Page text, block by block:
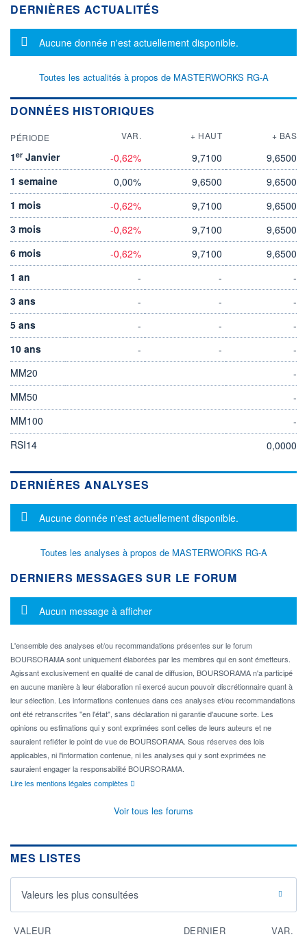
DERNIÈRES ACTUALITÉS
Message d'information
Aucune donnée n'est actuellement disponible.
Toutes les actualités à propos de MASTERWORKS RG-A
DONNÉES HISTORIQUES
PÉRIODE VAR. + HAUT + BAS
1er Janvier -0,62% 9,7100
9,6500
1 semaine
0,00% 9,6500
9,6500
1 mois
-0,62% 9,7100
9,6500
3 mois
-0,62% 9,7100
9,6500
6 mois
-0,62% 9,7100
9,6500
1 an
- -
-
3 ans
- -
-
5 ans
- -
-
10 ans
- -
-
MM20
-
MM50
-
MM100
-
RSI14
0,0000
DERNIÈRES ANALYSES
Message d'information
Aucune donnée n'est actuellement disponible.
Toutes les analyses à propos de MASTERWORKS RG-A
DERNIERS MESSAGES SUR LE FORUM
Message d'information
Aucun message à afficher
L'ensemble des analyses et/ou recommandations présentes sur le forum
BOURSORAMA sont uniquement élaborées par les membres qui en sont émetteurs.
Agissant exclusivement en qualité de canal de diffusion, BOURSORAMA n'a participé
en aucune manière à leur élaboration ni exercé aucun pouvoir discrétionnaire quant à
leur sélection. Les informations contenues dans ces analyses et/ou recommandations
ont été retranscrites "en l'état", sans déclaration ni garantie d'aucune sorte. Les
opinions ou estimations qui y sont exprimées sont celles de leurs auteurs et ne
sauraient refléter le point de vue de BOURSORAMA. Sous réserves des lois
applicables, ni l'information contenue, ni les analyses qui y sont exprimées ne
sauraient engager la responsabilité BOURSORAMA.
Lire les mentions légales complètes
Voir tous les forums
MES LISTES
Valeurs les plus consultées
VALEUR DERNIER VAR.